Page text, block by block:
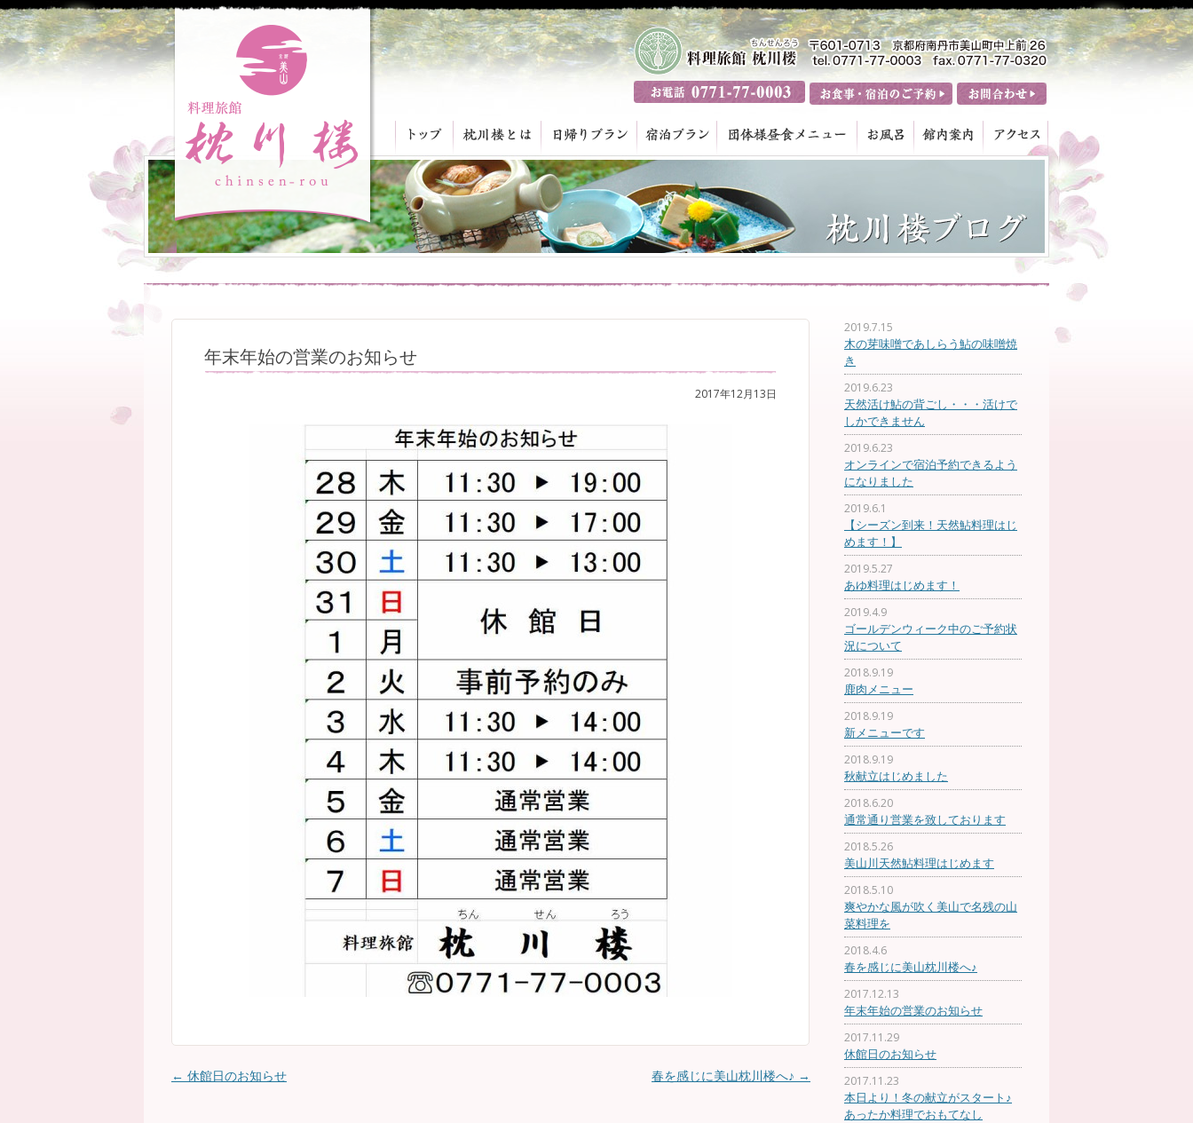
年末年始の営業のお知らせ
2017年12月13日
← 休館日のお知らせ 春を感じに美山枕川楼へ♪ →
2019.7.15
木の芽味噌であしらう鮎の味噌焼
き
2019.6.23
天然活け鮎の背ごし・・・活けで
しかできません
2019.6.23
オンラインで宿泊予約できるよう
になりました
2019.6.1
【シーズン到来！天然鮎料理はじ
めます！】
2019.5.27
あゆ料理はじめます！
2019.4.9
ゴールデンウィーク中のご予約状
況について
2018.9.19
鹿肉メニュー
2018.9.19
新メニューです
2018.9.19
秋献立はじめました
2018.6.20
通常通り営業を致しております
2018.5.26
美山川天然鮎料理はじめます
2018.5.10
爽やかな風が吹く美山で名残の山
菜料理を
2018.4.6
春を感じに美山枕川楼へ♪
2017.12.13
年末年始の営業のお知らせ
2017.11.29
休館日のお知らせ
2017.11.23
本日より！冬の献立がスタート♪
あったか料理でおもてなし